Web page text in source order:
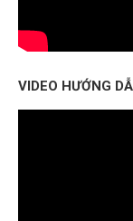
VIDEO HƯỚNG